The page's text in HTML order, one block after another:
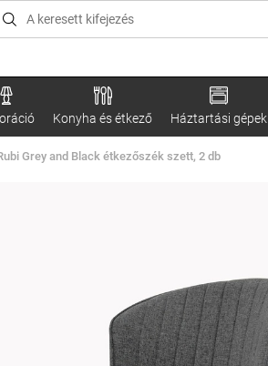
Konyha és étkező Háztartási gépek
Grey and Black étkezőszék szett, 2 db